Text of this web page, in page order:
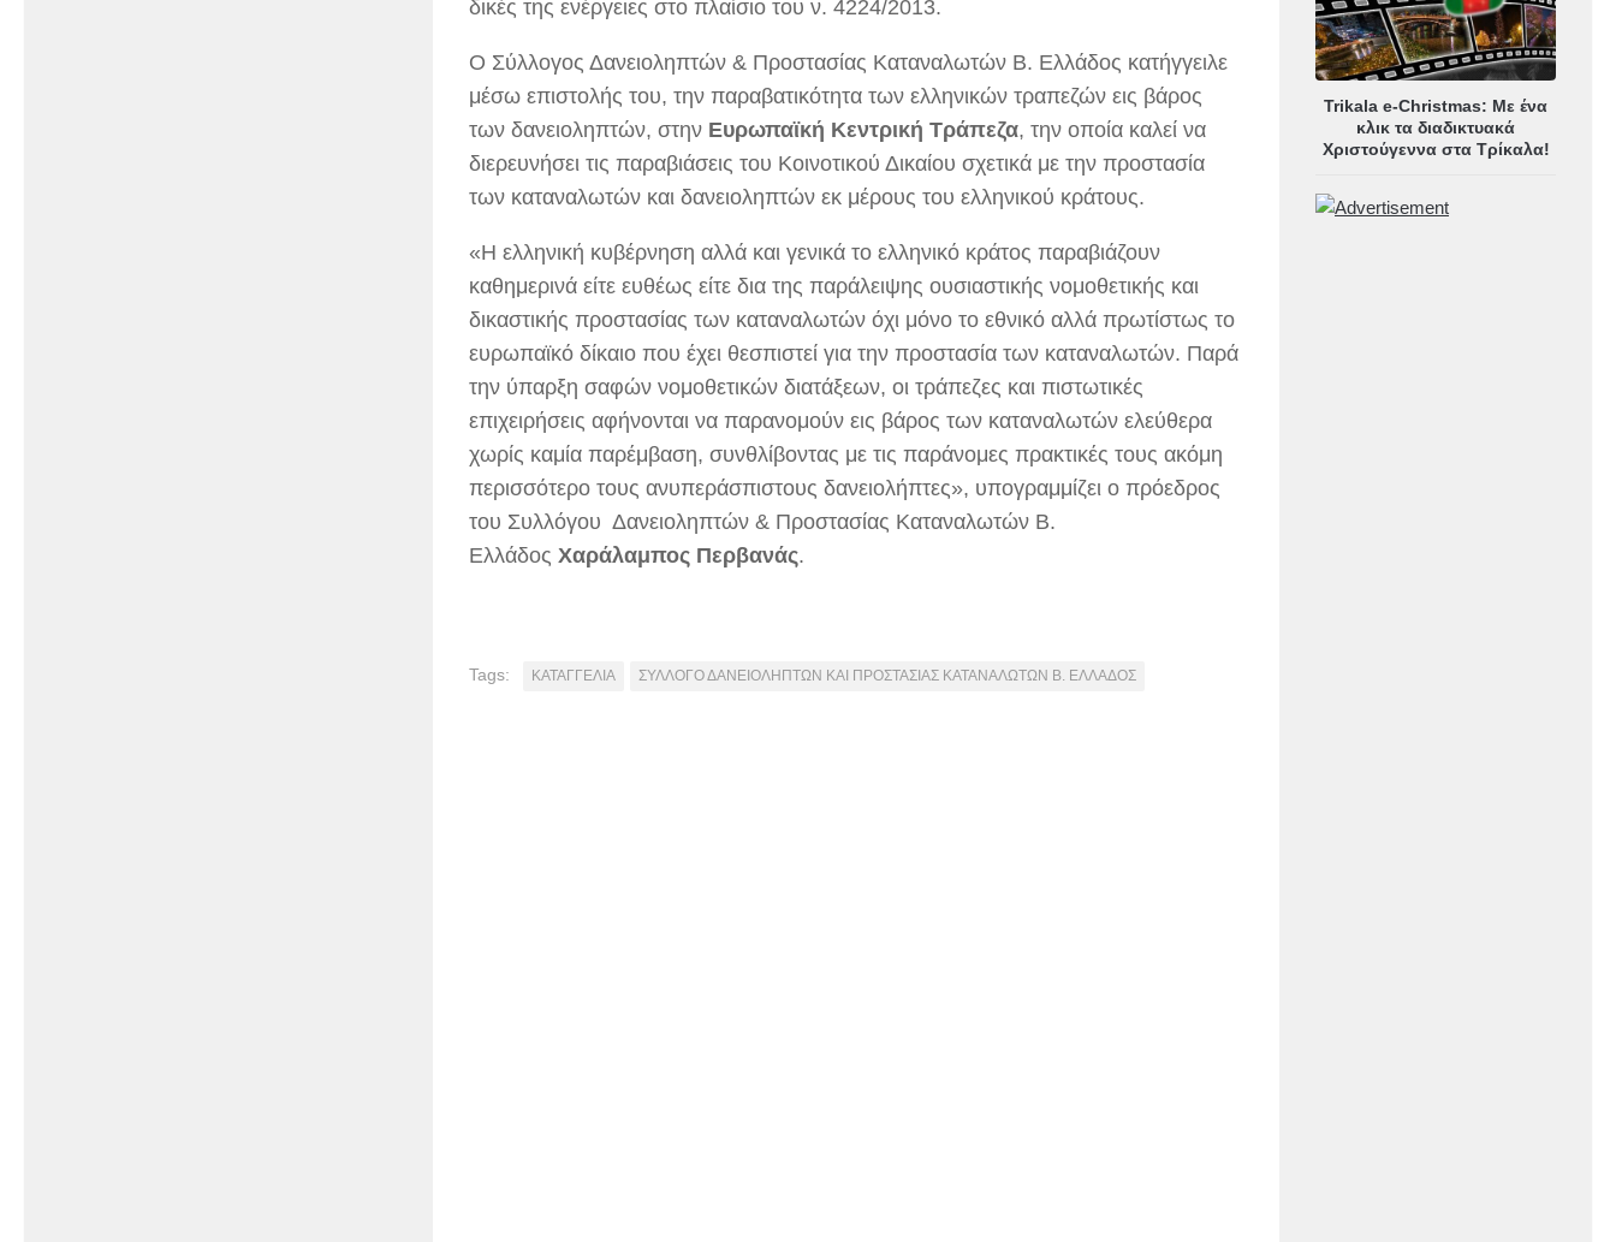
δικές της ενέργειες στο πλαίσιο του ν. 4224/2013.
Ο Σύλλογος Δανειοληπτών & Προστασίας Καταναλωτών Β. Ελλάδος κατήγγειλε
μέσω επιστολής του, την παραβατικότητα των ελληνικών τραπεζών εις βάρος
των δανειοληπτών, στην Ευρωπαϊκή Κεντρική Τράπεζα, την οποία καλεί να
διερευνήσει τις παραβιάσεις του Κοινοτικού Δικαίου σχετικά με την προστασία
των καταναλωτών και δανειοληπτών εκ μέρους του ελληνικού κράτους.
«Η ελληνική κυβέρνηση αλλά και γενικά το ελληνικό κράτος παραβιάζουν
καθημερινά είτε ευθέως είτε δια της παράλειψης ουσιαστικής νομοθετικής και
δικαστικής προστασίας των καταναλωτών όχι μόνο το εθνικό αλλά πρωτίστως το
ευρωπαϊκό δίκαιο που έχει θεσπιστεί για την προστασία των καταναλωτών. Παρά
την ύπαρξη σαφών νομοθετικών διατάξεων, οι τράπεζες και πιστωτικές
επιχειρήσεις αφήνονται να παρανομούν εις βάρος των καταναλωτών ελεύθερα
χωρίς καμία παρέμβαση, συνθλίβοντας με τις παράνομες πρακτικές τους ακόμη
περισσότερο τους ανυπεράσπιστους δανειολήπτες», υπογραμμίζει ο πρόεδρος
του Συλλόγου Δανειοληπτών & Προστασίας Καταναλωτών Β.
Ελλάδος Χαράλαμπος Περβανάς.
Tags: ΚΑΤΑΓΓΕΛΙΑ ΣΥΛΛΟΓΟ ΔΑΝΕΙΟΛΗΠΤΩΝ ΚΑΙ ΠΡΟΣΤΑΣΙΑΣ ΚΑΤΑΝΑΛΩΤΩΝ Β. ΕΛΛΑΔΟΣ
Trikala e-Christmas: Με ένα
κλικ τα διαδικτυακά
Χριστούγεννα στα Τρίκαλα!